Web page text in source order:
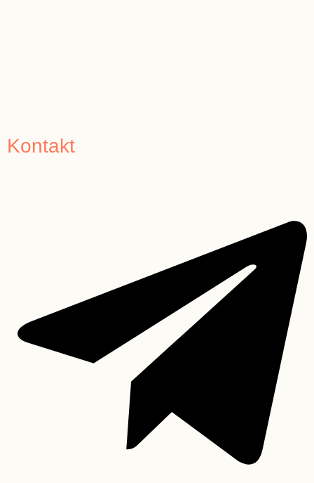
Kontakt